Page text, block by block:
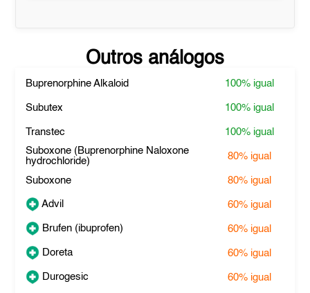
Outros análogos
Buprenorphine Alkaloid 100% igual
Subutex 100% igual
Transtec 100% igual
Suboxone (Buprenorphine Naloxone
hydrochloride)
80% igual
Suboxone 80% igual
Advil 60% igual
Brufen (ibuprofen) 60% igual
Doreta 60% igual
Durogesic 60% igual